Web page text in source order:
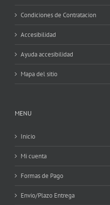
Condiciones de Contratacion
Accesibilidad
Ayuda accesibilidad
Mapa del sitio
MENU
Inicio
Mi cuenta
Formas de Pago
Envio/Plazo Entrega